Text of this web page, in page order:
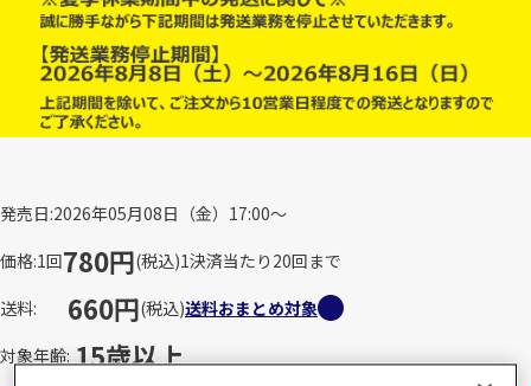
発売日 2026年05月08日（金）17:00～
価格 1回780円(税込)1決済当たり20回まで
送料
660円(税込)送料おまとめ対象
対象年齢 15歳以上